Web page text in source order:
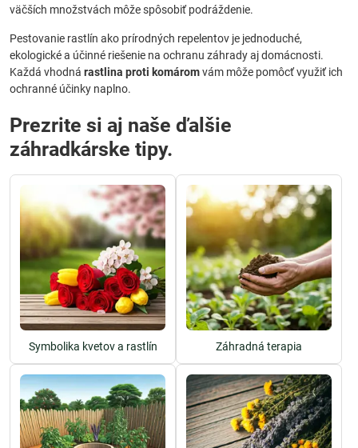
väčších množstvách môže spôsobiť podráždenie.
Pestovanie rastlín ako prírodných repelentov je jednoduché,
ekologické a účinné riešenie na ochranu záhrady aj domácnosti.
Každá vhodná rastlina proti komáromvám môže pomôcť využiť ich
ochranné účinky naplno.
Prezrite si aj naše ďalšie
záhradkárske tipy.
Symbolika kvetov a rastlín Záhradná terapia